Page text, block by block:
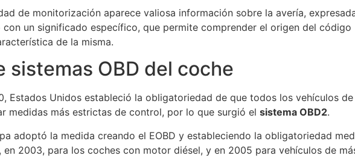
de monitorización aparece valiosa información sobre la avería,
un significado específico, que permite comprender el origen del
de la misma.
sistemas OBD del coche
Estados Unidos estableció la obligatoriedad de que todos los vehículos
medidas más estrictas de control, por lo que surgió el sistema OBD2.
adoptó la medida creando el EOBD y estableciendo la obligatoriedad
en 2003, para los coches con motor diésel, y en 2005 para vehículos de